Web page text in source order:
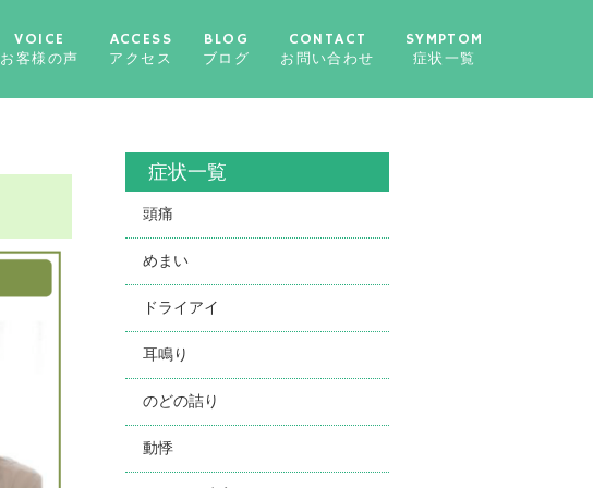
VOICE
お客様の声
ACCESS
アクセス
BLOG
ブログ
CONTACT
お問い合わせ
SYMPTOM
症状一覧
症状一覧
頭痛
めまい
ドライアイ
耳鳴り
のどの詰り
動悸